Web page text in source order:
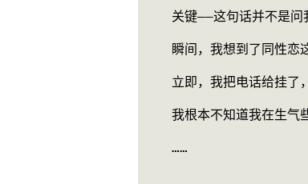
关键——这句话并不是问我
瞬间，我想到了同性恋这
立即，我把电话给挂了，
我根本不知道我在生气些
……
（０